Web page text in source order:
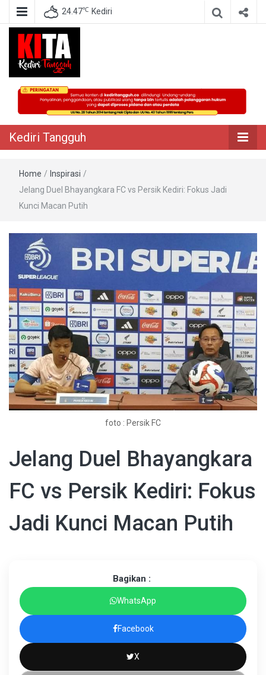
24.47℃ Kediri
Kediri Tangguh
Berita Akurat Terpercaya
Kediri Tangguh
Home / Inspirasi /
Jelang Duel Bhayangkara FC vs Persik Kediri: Fokus Jadi
Kunci Macan Putih
foto : Persik FC
Jelang Duel Bhayangkara
FC vs Persik Kediri: Fokus
Jadi Kunci Macan Putih
Bagikan :
WhatsApp
Facebook
X